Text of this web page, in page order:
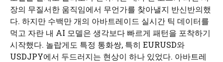
장의 무질서한 움직임에서 무언가를 찾아낼지 반신반의했
다. 하지만 수백만 개의 아바트레이드 실시간 틱 데이터를
먹고 자란 내 AI 모델은 생각보다 빠르게 패턴을 포착하기
시작했다. 놀랍게도 특정 통화쌍, 특히 EURUSD와
USDJPY에서 두드러지는 현상이 하나 있었다. 아바트레